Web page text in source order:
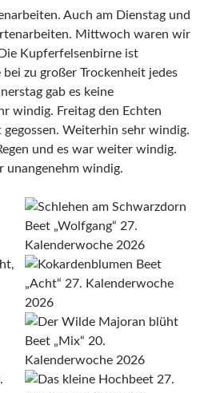
Auch am Dienstag und
Mittwoch waren wir
Die Kupferfelsenbirne ist
zu großer Trockenheit jedes
gab es keine
windig. Freitag den Echten
gegossen. Weiterhin sehr windig.
und es war weiter windig.
unangenehm windig.